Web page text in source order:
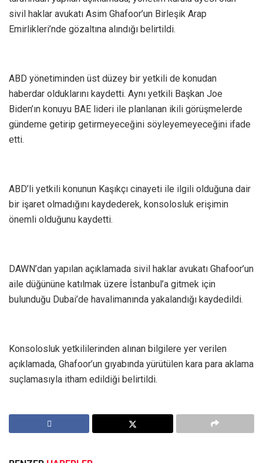
sivil haklar avukatı Asim Ghafoor’un Birleşik Arap
Emirlikleri’nde gözaltına alındığı belirtildi.
ABD yönetiminden üst düzey bir yetkili de konudan
haberdar olduklarını kaydetti. Aynı yetkili Başkan Joe
Biden’ın konuyu BAE lideri ile planlanan ikili görüşmelerde
gündeme getirip getirmeyeceğini söyleyemeyeceğini ifade
etti.
ABD’li yetkili konunun Kaşıkçı cinayeti ile ilgili olduğuna dair
bir işaret olmadığını kaydederek, konsolosluk erişimin
önemli olduğunu kaydetti.
DAWN’dan yapılan açıklamada sivil haklar avukatı Ghafoor’un
aile düğününe katılmak üzere İstanbul’a gitmek için
bulunduğu Dubai’de havalimanında yakalandığı kaydedildi.
Konsolosluk yetkililerinden alınan bilgilere yer verilen
açıklamada, Ghafoor’un gıyabında yürütülen kara para aklama
suçlamasıyla itham edildiği belirtildi.